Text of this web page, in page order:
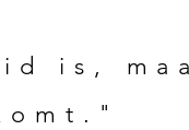
is,